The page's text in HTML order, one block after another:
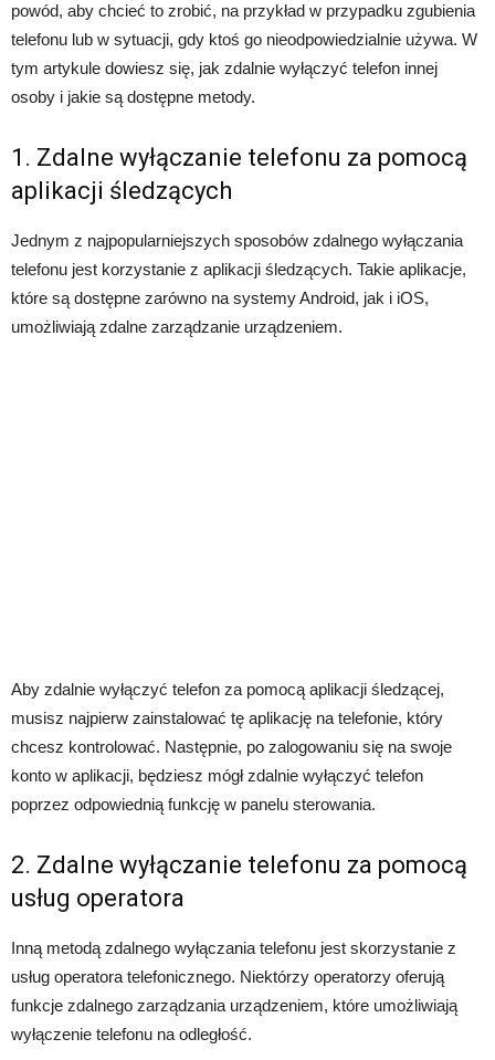
powód, aby chcieć to zrobić, na przykład w przypadku zgubienia
telefonu lub w sytuacji, gdy ktoś go nieodpowiedzialnie używa. W
tym artykule dowiesz się, jak zdalnie wyłączyć telefon innej
osoby i jakie są dostępne metody.
1. Zdalne wyłączanie telefonu za pomocą
aplikacji śledzących
Jednym z najpopularniejszych sposobów zdalnego wyłączania
telefonu jest korzystanie z aplikacji śledzących. Takie aplikacje,
które są dostępne zarówno na systemy Android, jak i iOS,
umożliwiają zdalne zarządzanie urządzeniem.
Aby zdalnie wyłączyć telefon za pomocą aplikacji śledzącej,
musisz najpierw zainstalować tę aplikację na telefonie, który
chcesz kontrolować. Następnie, po zalogowaniu się na swoje
konto w aplikacji, będziesz mógł zdalnie wyłączyć telefon
poprzez odpowiednią funkcję w panelu sterowania.
2. Zdalne wyłączanie telefonu za pomocą
usług operatora
Inną metodą zdalnego wyłączania telefonu jest skorzystanie z
usług operatora telefonicznego. Niektórzy operatorzy oferują
funkcje zdalnego zarządzania urządzeniem, które umożliwiają
wyłączenie telefonu na odległość.